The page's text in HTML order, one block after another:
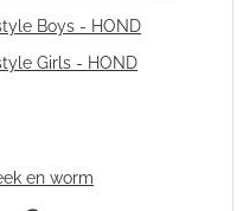
Boys - HOND
Girls - HOND
en worm